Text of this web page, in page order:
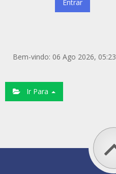
Bem-vindo: 06 Ago 2026, 05:23
Ir Para